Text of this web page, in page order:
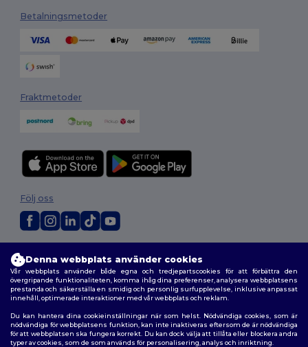
Betalningsmetoder
Fraktmetoder
Allmänna Villkor|Anpassad policy|Integritetspolicy
|Karta över webbplatsen
Följ oss
Denna webbplats använder cookies
Vår webbplats använder både egna och tredjepartscookies för att förbättra den
övergripande funktionaliteten, komma ihåg dina preferenser, analysera webbplatsens
prestanda och säkerställa en smidig och personlig surfupplevelse, inklusive anpassat
innehåll, optimerade interaktioner med vår webbplats och reklam.
Du kan hantera dina cookieinställningar när som helst. Nödvändiga cookies, som är
nödvändiga för webbplatsens funktion, kan inte inaktiveras eftersom de är nödvändiga
för att webbplatsen ska fungera korrekt. Du kan dock välja att tillåta eller blockera andra
typer av cookies, som de som används för personalisering, analys och inriktning.